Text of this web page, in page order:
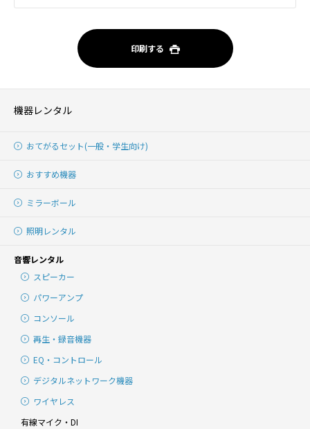
印刷する
機器レンタル
おてがるセット(一般・学生向け)
おすすめ機器
ミラーボール
照明レンタル
音響レンタル
スピーカー
パワーアンプ
コンソール
再生・録音機器
EQ・コントロール
デジタルネットワーク機器
ワイヤレス
有線マイク・DI